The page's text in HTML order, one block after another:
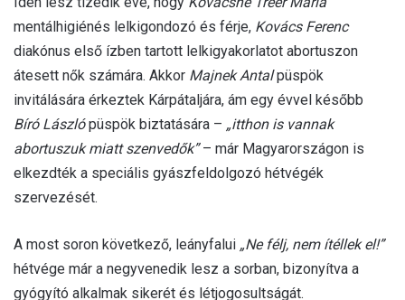
mentálhigiénés lelkigondozó és férje, Kovács Ferenc
diakónus első ízben tartott lelkigyakorlatot abortuszon
átesett nők számára. Akkor Majnek Antalpüspök
invitálására érkeztek Kárpátaljára, ám egy évvel később
Bíró Lászlópüspök biztatására – „itthon is vannak
abortuszuk miatt szenvedők”– már Magyarországon is
elkezdték a speciális gyászfeldolgozó hétvégék
szervezését.
A most soron következő, leányfalui „Ne félj, nem ítéllek el!”
hétvége már a negyvenedik lesz a sorban, bizonyítva a
gyógyító alkalmak sikerét és létjogosultságát.